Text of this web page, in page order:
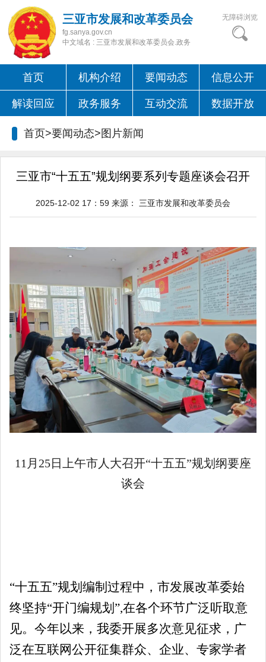
三亚市发展和改革委员会
fg.sanya.gov.cn
中文域名 : 三亚市发展和改革委员会.政务
无障碍浏览
首页 机构介绍 要闻动态 信息公开
解读回应 政务服务 互动交流 数据开放
首页>要闻动态>图片新闻
三亚市“十五五”规划纲要系列专题座谈会召开
2025-12-02 17：59 来源： 三亚市发展和改革委员会
11月25日上午市人大召开“十五五”规划纲要座
谈会
“十五五”规划编制过程中，市发展改革委始
终坚持“开门编规划”,在各个环节广泛听取意
见。今年以来，我委开展多次意见征求，广
泛在互联网公开征集群众、企业、专家学者